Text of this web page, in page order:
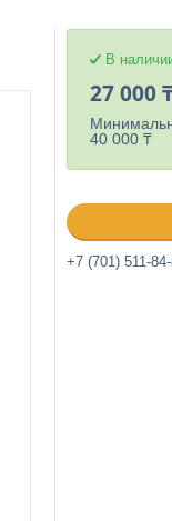
В
27 000
40 000 ₸
+7 (701) 511-